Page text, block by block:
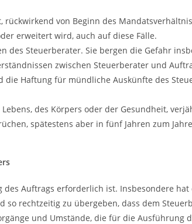
von Beginn des
erweitert wird, auch auf diese Fälle.
Steuerberater. Sie bergen die Gefahr
zwischen Steuerberater und
Haftung für mündliche Auskünfte des
des Körpers oder der Gesundheit,
spätestens aber in fünf Jahren zum
Auftrags erforderlich ist. Insbesondere
rechtzeitig zu übergeben, dass dem
und Umstände, die für die Ausführung